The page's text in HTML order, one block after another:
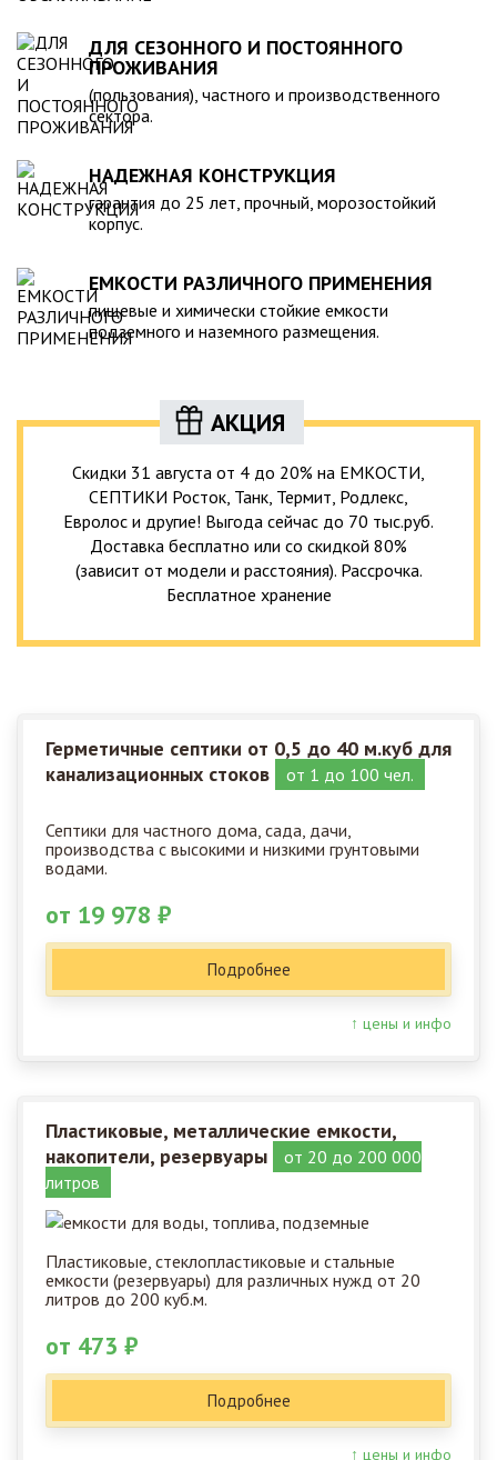
ДЛЯ СЕЗОННОГО И ПОСТОЯННОГО
ПРОЖИВАНИЯ
(пользования), частного и производственного
сектора.
НАДЕЖНАЯ КОНСТРУКЦИЯ
гарантия до 25 лет, прочный, морозостойкий
корпус.
ЕМКОСТИ РАЗЛИЧНОГО ПРИМЕНЕНИЯ
пищевые и химически стойкие емкости
подземного и наземного размещения.
АКЦИЯ
Скидки 31 августа от 4 до 20% на ЕМКОСТИ,
СЕПТИКИ Росток, Танк, Термит, Родлекс,
Евролос и другие! Выгода сейчас до 70 тыс.руб.
Доставка бесплатно или со скидкой 80%
(зависит от модели и расстояния). Рассрочка.
Бесплатное хранение
Герметичные септики от 0,5 до 40 м.куб для
канализационных стоков
от 1 до 100 чел.
Септики для частного дома, сада, дачи,
производства с высокими и низкими грунтовыми
водами.
от 19 978 ₽
Подробнее
↑ цены и инфо
Пластиковые, металлические емкости,
накопители, резервуары
от 20 до 200 000
литров
Пластиковые, стеклопластиковые и стальные
емкости (резервуары) для различных нужд от 20
литров до 200 куб.м.
от 473 ₽
Подробнее
↑ цены и инфо